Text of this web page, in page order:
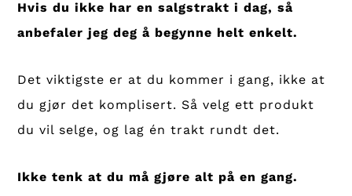
Hvis du ikke har en salgstrakt i dag, så
anbefaler jeg deg å begynne helt enkelt.
Det viktigste er at du kommer i gang, ikke at
du gjør det komplisert. Så velg ett produkt
du vil selge, og lag én trakt rundt det.
Ikke tenk at du må gjøre alt på en gang.